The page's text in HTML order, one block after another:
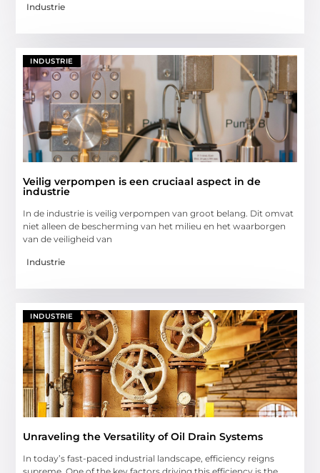
Industrie
INDUSTRIE
Veilig verpompen is een cruciaal aspect in de
industrie
In de industrie is veilig verpompen van groot belang. Dit omvat
niet alleen de bescherming van het milieu en het waarborgen
van de veiligheid van
Industrie
INDUSTRIE
Unraveling the Versatility of Oil Drain Systems
In today’s fast-paced industrial landscape, efficiency reigns